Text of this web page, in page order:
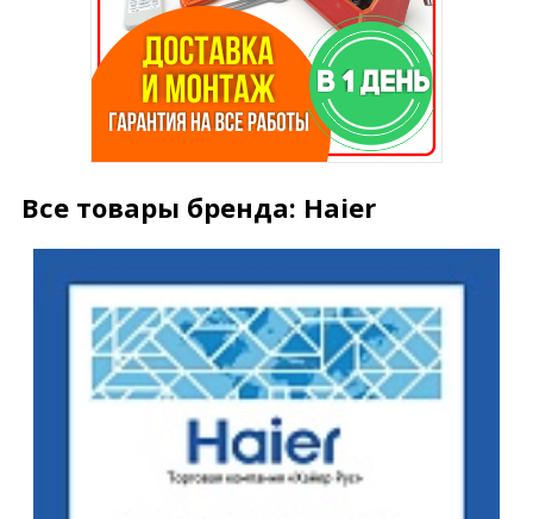
Все товары бренда: Haier